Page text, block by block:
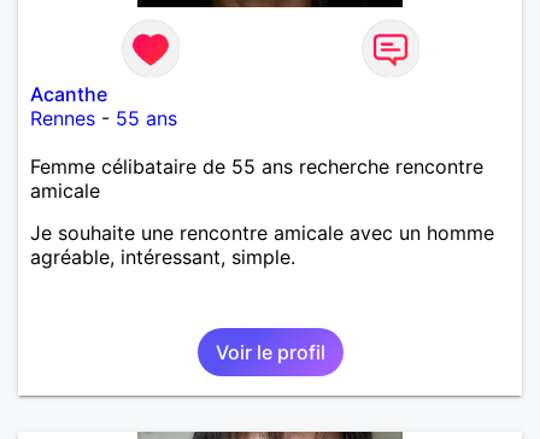
Acanthe
Rennes - 55 ans
Femme célibataire de 55 ans recherche rencontre
amicale
Je souhaite une rencontre amicale avec un homme
agréable, intéressant, simple.
Voir le profil